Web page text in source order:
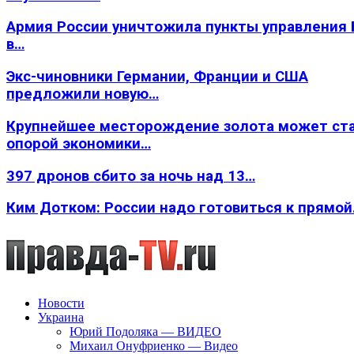
Армия России уничтожила пункты
в…
Экс-чиновники Германии, Франции и США
предложили новую…
Крупнейшее месторождение золота может
опорой экономики…
397 дронов сбито за ночь над 13…
Ким Дотком: России надо готовиться к
Новости
Украина
Юрий Подоляка — ВИДЕО
Михаил Онуфриенко — Видео